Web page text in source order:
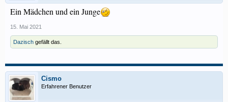
Ein Mädchen und ein Junge
15. Mai 2021
Dazisch gefällt das.
Cismo
Erfahrener Benutzer